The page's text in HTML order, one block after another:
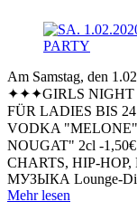
Am Samstag, den
✦✦✦GIRLS
FÜR LADIES BIS
VODKA
NOUGAT" 2cl -
CHARTS, HIP-
МУЗЫКА Lounge-
Mehr lesen